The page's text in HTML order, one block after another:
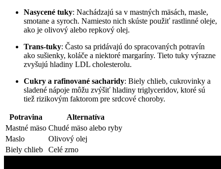
Nasycené tuky: Nachádzajú sa v mastných mäsách, masle,
smotane a syroch. Namiesto nich skúste použiť rastlinné oleje,
ako je olivový alebo repkový olej.
Trans-tuky: Často sa pridávajú do spracovaných potravín
ako sušienky, koláče a niektoré margaríny. Tieto tuky výrazne
zvyšujú hladiny LDL cholesterolu.
Cukry a rafinované sacharidy: Biely chlieb, cukrovinky a
sladené nápoje môžu zvýšiť hladiny triglyceridov, ktoré sú
tiež rizikovým faktorom pre srdcové choroby.
Potravina
Alternatíva
Mastné mäso Chudé mäso alebo ryby
Maslo
Olivový olej
Biely chlieb
Celé zrno